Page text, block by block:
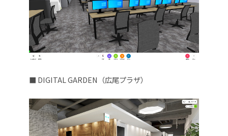
■ DIGITAL GARDEN（広尾プラザ）